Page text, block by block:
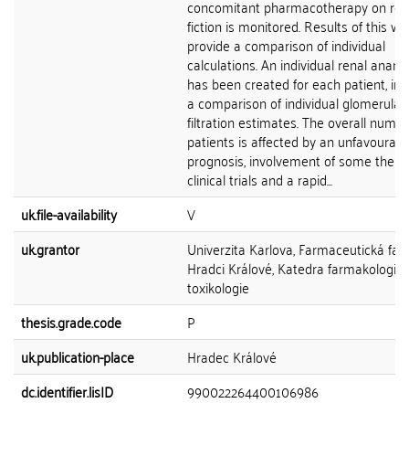
concomitant pharmacotherapy on
fiction is monitored. Results of this
provide a comparison of individual
calculations. An individual renal
has been created for each patient,
a comparison of individual glomerular
filtration estimates. The overall
patients is affected by an
prognosis, involvement of some
clinical trials and a rapid...
uk.file-availability
V
uk.grantor
Univerzita Karlova, Farmaceutická
Hradci Králové, Katedra farmakologie
toxikologie
thesis.grade.code
P
uk.publication-place
Hradec Králové
dc.identifier.lisID
990022264400106986